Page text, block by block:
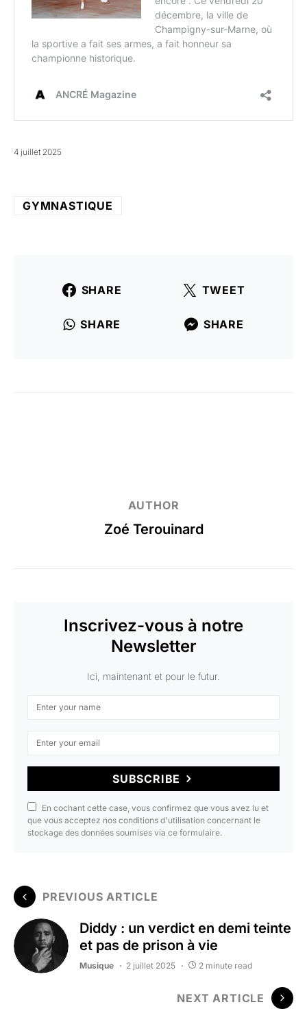
4 juillet 2025
GYMNASTIQUE
SHARE TWEET
SHARE SHARE
AUTHOR
Zoé Terouinard
Inscrivez-vous à notre
Newsletter
Ici, maintenant et pour le futur.
SUBSCRIBE
En cochant cette case, vous confirmez que vous avez lu et
que vous acceptez nos conditions d'utilisation concernant le
stockage des données soumises via ce formulaire.
PREVIOUS ARTICLE
Diddy : un verdict en demi teinte
et pas de prison à vie
Musique 2 juillet 2025 2 minute read
NEXT ARTICLE